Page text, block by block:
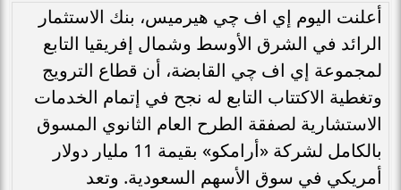
أعلنت اليوم إي اف چي هيرميس، بنك الاستثمار
الرائد في الشرق الأوسط وشمال إفريقيا التابع
لمجموعة إي اف چي القابضة، أن قطاع الترويج
وتغطية الاكتتاب التابع له نجح في إتمام الخدمات
الاستشارية لصفقة الطرح العام الثانوي المسوق
بالكامل لشركة «أرامكو» بقيمة 11 مليار دولار
أمريكي في سوق الأسهم السعودية. وتعد